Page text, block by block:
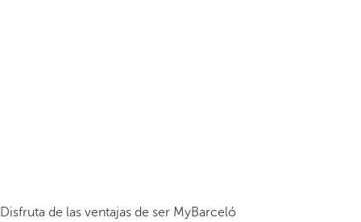
Disfruta de las ventajas de ser MyBarceló